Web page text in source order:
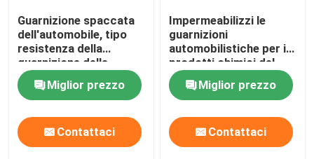
Guarnizione spaccata
dell'automobile, tipo
resistenza della
guarnizione delle
semiasse vario di
bassa temperatura
Miglior prezzo
Contattaci
Impermeabilizzi le
guarnizioni
automobilistiche per i
prodotti chimici del
cambio/resistenza
dell'alcaliMiglior prezzo
Contattaci